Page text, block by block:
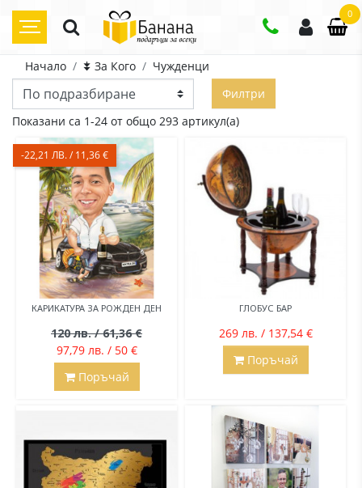
0
Начало ⯯ За Кого
Чужденци
Филтри
Показани са 1-24 от общо 293 артикул(а)
КАРИКАТУРА ЗА РОЖДЕН ДЕН
120 лв. / 61,36 €
97,79 лв. / 50 €
-22,21 ЛВ. / 11,36 €
Поръчай
ГЛОБУС БАР
269 лв. / 137,54 €
Поръчай